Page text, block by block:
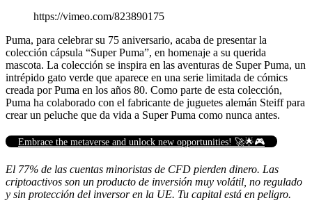
https://vimeo.com/823890175
Puma, para celebrar su 75 aniversario, acaba de presentar la
colección cápsula “Super Puma”, en homenaje a su querida
mascota. La colección se inspira en las aventuras de Super Puma, un
intrépido gato verde que aparece en una serie limitada de cómics
creada por Puma en los años 80. Como parte de esta colección,
Puma ha colaborado con el fabricante de juguetes alemán Steiff para
crear un peluche que da vida a Super Puma como nunca antes.
Embrace the metaverse and unlock new opportunities! 🚀🌟🎮
El 77% de las cuentas minoristas de CFD pierden dinero. Las
criptoactivos son un producto de inversión muy volátil, no regulado
y sin protección del inversor en la UE. Tu capital está en peligro.